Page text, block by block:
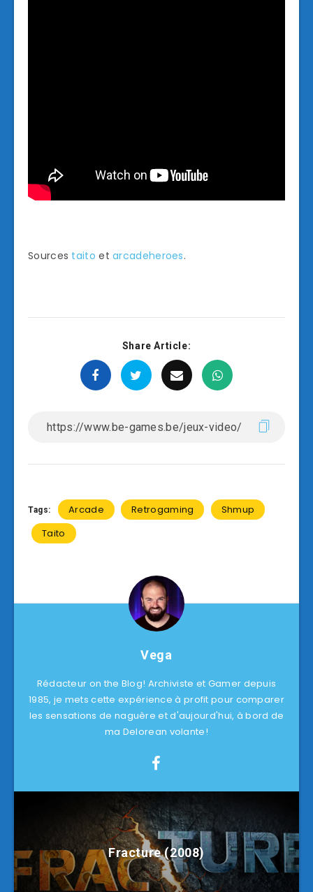
Sources taito etarcadeheroes.
Share Article:
Tags: Arcade Retrogaming
Shmup
Taito
Vega
Rédacteur on the Blog! Archiviste et Gamer depuis
1985, je mets cette expérience à profit pour comparer
les sensations de naguère et d'aujourd'hui, à bord de
ma Delorean volante!
Fracture (2008)